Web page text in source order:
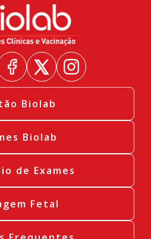
Biolab
Biolab
de Exames
Fetal